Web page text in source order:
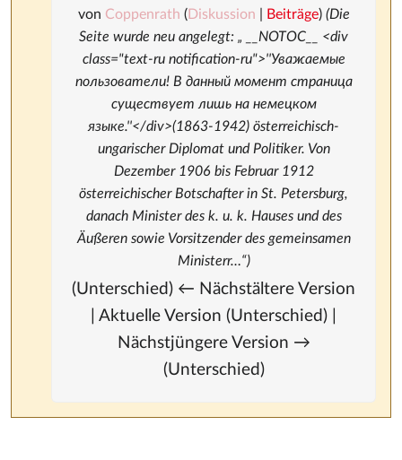
von Coppenrath (Diskussion Beiträge) (Die
Seite wurde neu angelegt: „ __NOTOC__ <div
class="text-ru notification-ru">''Уважаемые
пользователи! В данный момент страница
существует лишь на немецком
языке.''</div>(1863-1942) österreichisch-
ungarischer Diplomat und Politiker. Von
Dezember 1906 bis Februar 1912
österreichischer Botschafter in St. Petersburg,
danach Minister des k. u. k. Hauses und des
Äußeren sowie Vorsitzender des gemeinsamen
Ministerr…“)
(Unterschied) ← Nächstältere Version
| Aktuelle Version (Unterschied) |
Nächstjüngere Version →
(Unterschied)